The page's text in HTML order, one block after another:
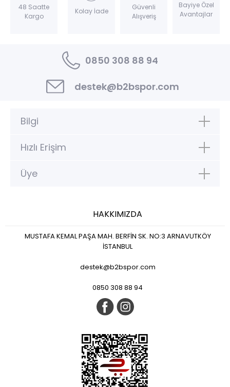
48 Saatte
Kargo
Kolay İade
Güvenli
Alışveriş
Bayiye Özel
Avantajlar
0850 308 88 94
destek@b2bspor.com
Bilgi
Hızlı Erişim
Üye
HAKKIMIZDA
MUSTAFA KEMAL PAŞA MAH. BERFİN SK. NO:3 ARNAVUTKÖY
İSTANBUL
destek@b2bspor.com
0850 308 88 94